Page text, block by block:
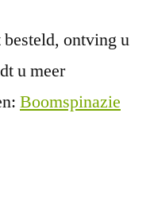
ontving u
u meer
Boomspinazie